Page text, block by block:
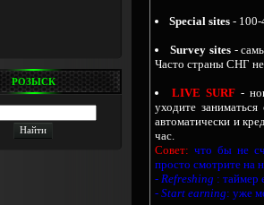
РОЗЫСК
Special sites - 100-
Survey sites -
Часто страны СНГ
LIVE SURF -
уходите
автоматически и
час.
Совет: что бы не
просто смотрите на
- Refreshing : таймер
- Start earning: уже